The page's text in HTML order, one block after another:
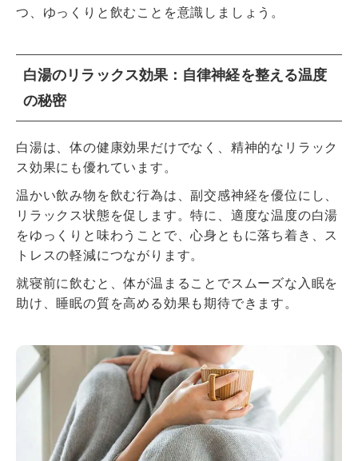
つ、ゆっくりと飲むことを意識しましょう。
白湯のリラックス効果：自律神経を整える温度
の秘密
白湯は、体の健康効果だけでなく、精神的なリラック
ス効果にも優れています。
温かい飲み物を飲む行為は、副交感神経を優位にし、
リラックス状態を促します。特に、適度な温度の白湯
をゆっくりと味わうことで、心身ともに落ち着き、ス
トレスの軽減につながります。
就寝前に飲むと、体が温まることでスムーズな入眠を
助け、睡眠の質を高める効果も期待できます。